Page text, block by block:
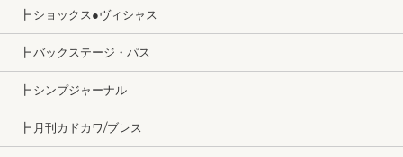
┣ ショックス●ヴィシャス
┣ バックステージ・パス
┣ シンプジャーナル
┣ 月刊カドカワ/ブレス